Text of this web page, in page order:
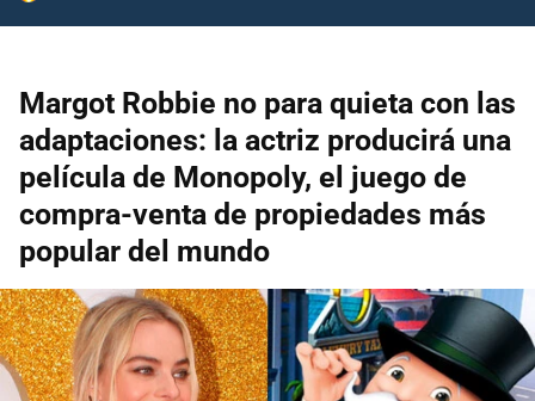
Margot Robbie no para quieta con las
adaptaciones: la actriz producirá una
película de Monopoly, el juego de
compra-venta de propiedades más
popular del mundo